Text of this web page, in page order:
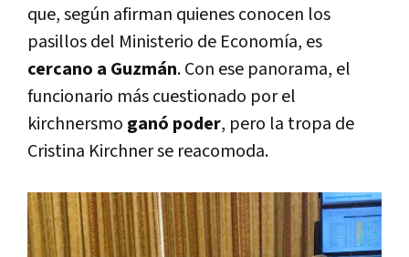
que, según afirman quienes conocen los
pasillos del Ministerio de Economía, es
cercano a Guzmán. Con ese panorama, el
funcionario más cuestionado por el
kirchnersmo ganó poder, pero la tropa de
Cristina Kirchner se reacomoda.